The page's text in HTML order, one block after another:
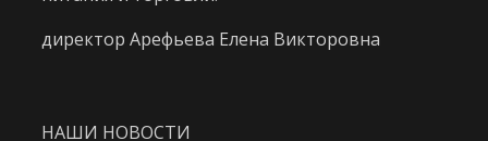
директор Арефьева Елена Викторовна
НАШИ НОВОСТИ